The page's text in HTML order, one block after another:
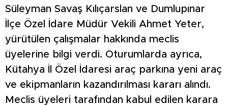
Süleyman Savaş Kılıçarslan ve Dumlupınar
İlçe Özel İdare Müdür Vekili Ahmet Yeter,
yürütülen çalışmalar hakkında meclis
üyelerine bilgi verdi. Oturumlarda ayrıca,
Kütahya İl Özel İdaresi araç parkına yeni araç
ve ekipmanların kazandırılması kararı alındı.
Meclis üyeleri tarafından kabul edilen karara